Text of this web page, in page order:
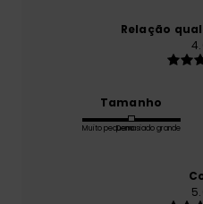
Relação
Tamanho
Muito pequenoDemasiado grande